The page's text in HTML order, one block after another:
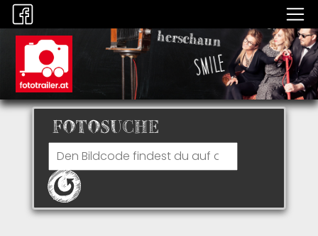
FOTOSUCHE